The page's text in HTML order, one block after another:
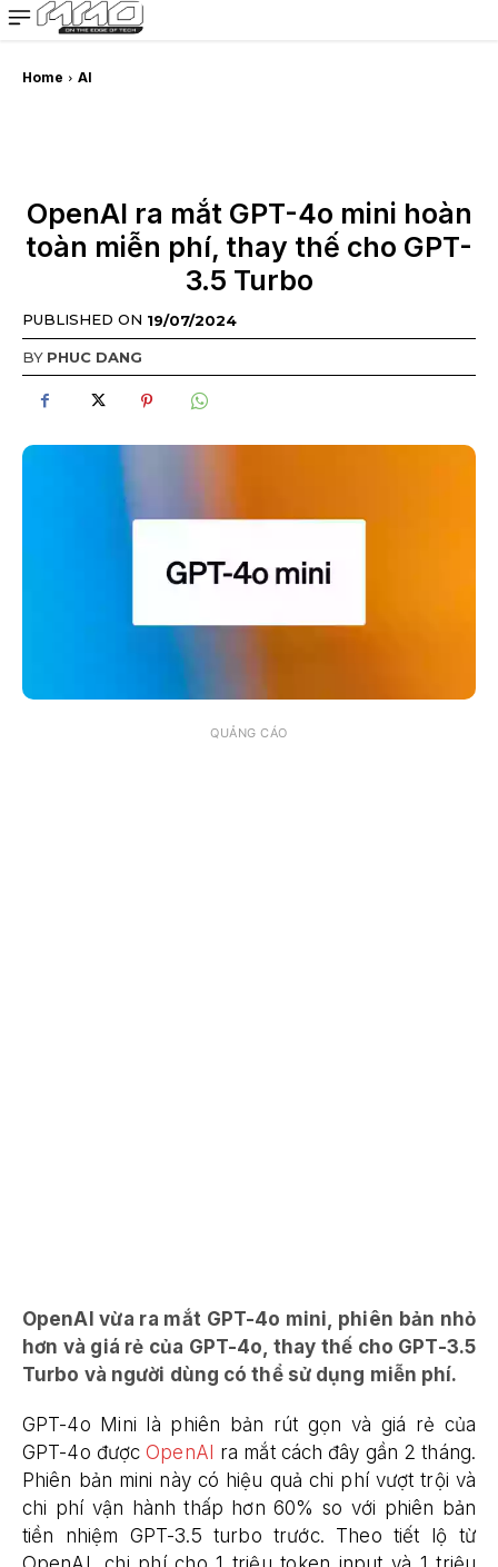
MMOSITE - Thông tin công nghệ
Bài viết nổi bật
Home AI
OpenAI ra mắt GPT-4o mini hoàn
toàn miễn phí, thay thế cho GPT-
3.5 Turbo
PUBLISHED ON 19/07/2024
BY PHUC DANG
QUẢNG CÁO
OpenAI vừa ra mắt GPT-4o mini, phiên bản nhỏ
hơn và giá rẻ của GPT-4o, thay thế cho GPT-3.5
Turbo và người dùng có thể sử dụng miễn phí.
GPT-4o Mini là phiên bản rút gọn và giá rẻ của
GPT-4o đượcOpenAI ra mắt cách đây gần 2 tháng.
Phiên bản mini này có hiệu quả chi phí vượt trội và
chi phí vận hành thấp hơn 60% so với phiên bản
tiền nhiệm GPT-3.5 turbo trước. Theo tiết lộ từ